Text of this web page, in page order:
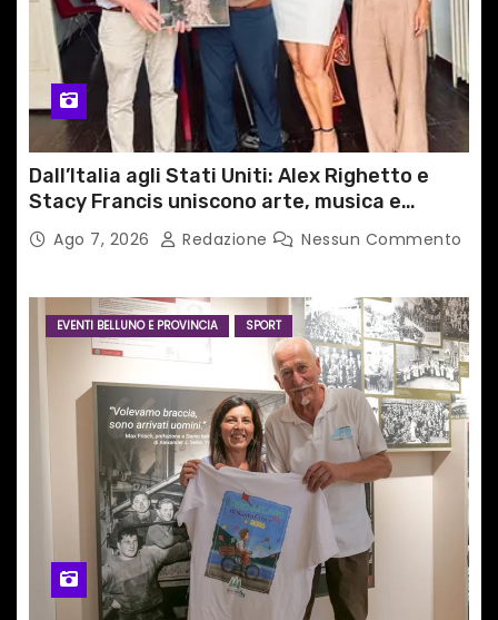
Dall’Italia agli Stati Uniti: Alex Righetto e
Stacy Francis uniscono arte, musica e
tecnologia in un nuovo progetto
internazionale”
Ago 7, 2026 Redazione Nessun Commento
EVENTI BELLUNO E PROVINCIA SPORT